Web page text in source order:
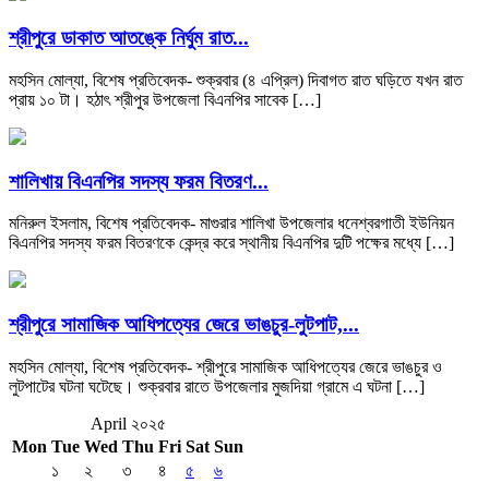
শ্রীপুরে ডাকাত আতঙ্কে নির্ঘুম রাত...
মহসিন মোল্যা, বিশেষ প্রতিবেদক- শুক্রবার (৪ এপ্রিল) দিবাগত রাত ঘড়িতে যখন রাত
প্রায় ১০ টা। হঠাৎ শ্রীপুর উপজেলা বিএনপির সাবেক […]
শালিখায় বিএনপির সদস্য ফরম বিতরণ...
মনিরুল ইসলাম, বিশেষ প্রতিবেদক- মাগুরার শালিখা উপজেলার ধনেশ্বরগাতী ইউনিয়ন
বিএনপির সদস্য ফরম বিতরণকে কেন্দ্র করে স্থানীয় বিএনপির দুটি পক্ষের মধ্যে […]
শ্রীপুরে সামাজিক আধিপত্যের জেরে ভাঙচুর-লুটপাট,...
মহসিন মোল্যা, বিশেষ প্রতিবেদক- শ্রীপুরে সামাজিক আধিপত্যের জেরে ভাঙচুর ও
লুটপাটের ঘটনা ঘটেছে। শুক্রবার রাতে উপজেলার মুজদিয়া গ্রামে এ ঘটনা […]
April ২০২৫
Mon Tue Wed Thu Fri Sat Sun
১ ২ ৩ ৪ ৫
৬